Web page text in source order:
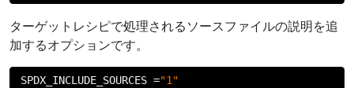
ターゲットレシピで処理されるソースファイルの説明を追
加するオプションです。
SPDX_INCLUDE_SOURCES ="1"